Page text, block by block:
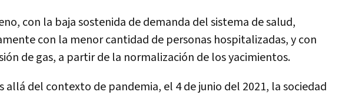
con la baja sostenida de demanda del sistema de salud,
con la menor cantidad de personas hospitalizadas, y con
de gas, a partir de la normalización de los yacimientos.
allá del contexto de pandemia, el 4 de junio del 2021, la sociedad